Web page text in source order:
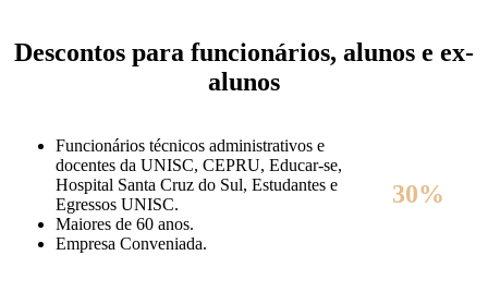
Descontos para funcionários, alunos e ex-
alunos
Funcionários técnicos administrativos e
docentes da UNISC, CEPRU, Educar-se,
Hospital Santa Cruz do Sul, Estudantes e
Egressos UNISC.
Maiores de 60 anos.
Empresa Conveniada.
30%